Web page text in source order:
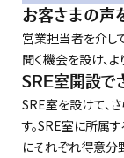
お客さまの声
営業担当者を介し
聞く機会を設け、
SRE室開設で
SRE室を設けて、
す。SRE室に所属
にそれぞれ得意分